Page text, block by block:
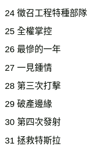
24 徵召工程特種部隊
25 全權掌控
26 最慘的一年
27 一見鍾情
28 第三次打擊
29 破產邊緣
30 第四次發射
31 拯救特斯拉